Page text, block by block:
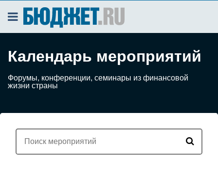
Календарь мероприятий
Форумы, конференции, семинары из финансовой
жизни страны